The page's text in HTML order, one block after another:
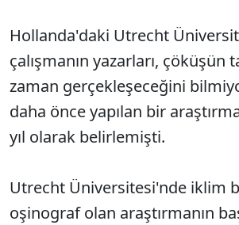
Hollanda'daki Utrecht
çalışmanın yazarları, çöküşün
zaman gerçekleşeceğini
daha önce yapılan bir
yıl olarak belirlemişti.
Utrecht Üniversitesi'nde iklim
oşinograf olan araştırmanın